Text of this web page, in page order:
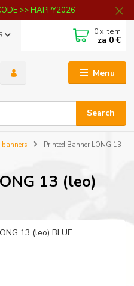
>> HAPPY2026
Menu
Search
0x item
za 0 €
banners
Printed Banner LONG 13
13 (leo)